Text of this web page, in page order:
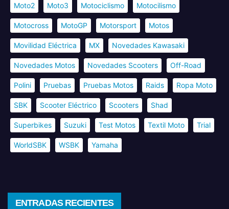
Moto2 Moto3 Motociclismo Motocilismo
Motocross MotoGP Motorsport Motos
Movilidad Eléctrica MX Novedades Kawasaki
Novedades Motos Novedades Scooters Off-Road
Polini Pruebas Pruebas Motos Raids Ropa Moto
SBK Scooter Eléctrico Scooters Shad
Superbikes Suzuki Test Motos Textil Moto Trial
WorldSBK WSBK Yamaha
ENTRADAS RECIENTES